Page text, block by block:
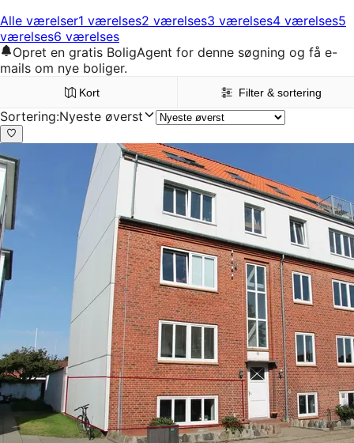
Alle værelser1 værelses2 værelses3 værelses4 værelses5
værelses6 værelses
Opret en gratis BoligAgent for denne søgning og få e-
mails om nye boliger.
Kort Filter & sortering
Sortering:Nyeste øverst